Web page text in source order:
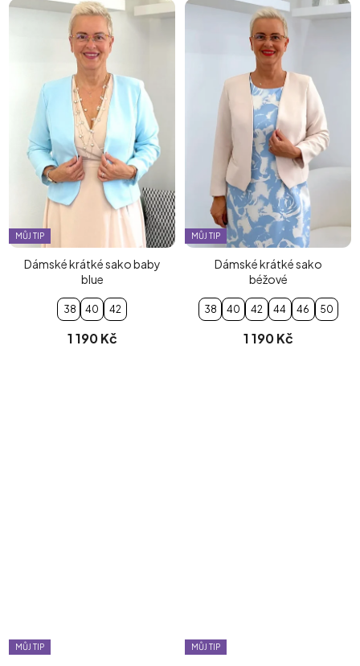
MŮJ TIP
Dámské krátké sako baby
blue
38 40 42
1 190 Kč
MŮJ TIP
Dámské krátké sako
béžové
38 40 42 44 46 50
1 190 Kč
MŮJ TIP MŮJ TIP